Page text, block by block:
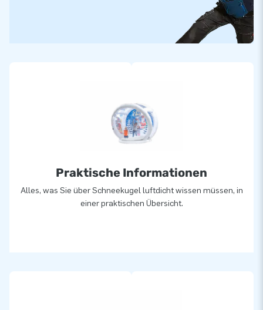
Praktische Informationen
Alles, was Sie über Schneekugel luftdicht wissen müssen, in
einer praktischen Übersicht.